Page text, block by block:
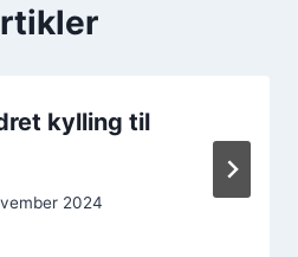
kylling til
2024